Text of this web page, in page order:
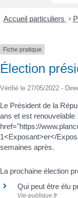
Accueil particuliers >
Fiche pratique
Élection
Vérifié le 27/05/2022 -
Le Président de la
ans et est renouvelable
href="https://
1<Exposant>er</
semaines après.
La prochaine élection
Qui peut être élu
Vie-publique.fr